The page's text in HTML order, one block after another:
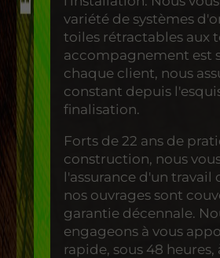
variété de systèmes
toiles rétractables aux
accompagnement est
chaque client, nous
constant depuis
finalisation.
Forts de 22 ans de
construction, nous
l'assurance d'un travail
nos ouvrages sont
garantie décennale.
engageons à vous
rapide, sous 48